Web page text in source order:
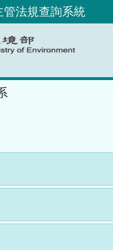
管法規查詢系統